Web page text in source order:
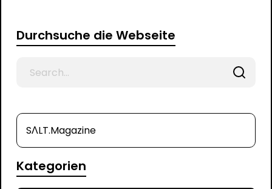
Durchsuche die Webseite
SΛLT.Magazine
Kategorien